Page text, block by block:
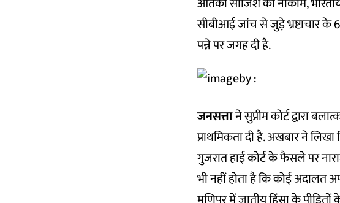
सीबीआई जांच से जुड़े भ्रष्टाचार
पन्ने पर जगह दी है.
जनसत्ताने सुप्रीम कोर्ट द्वारा
प्राथमिकता दी है. अखबार ने
गुजरात हाई कोर्ट के फैसले पर
भी नहीं होता है कि कोई